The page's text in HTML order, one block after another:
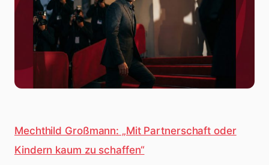
Mechthild Großmann: „Mit Partnerschaft oder
Kindern kaum zu schaffen“